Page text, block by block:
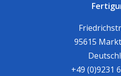
95615
+49 (0)9231